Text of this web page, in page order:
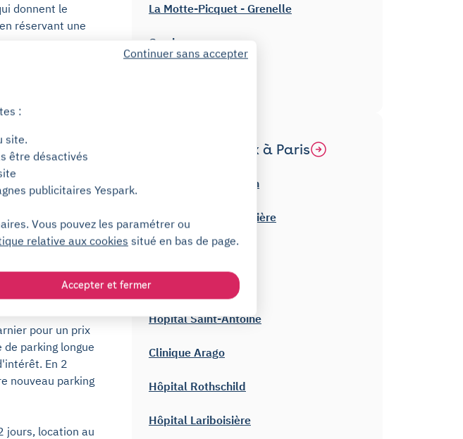
donnent le
réservant une
autour de ce
dans
à Maison
penser à votre
place et de
un rendez-vous.
pour un prix
parking longue
En 2
nouveau parking
jours, location au
La Motte-Picquet - Grenelle
Cambronne
Autres hôpitaux à Paris
Hôpital Saint-Joseph
Hôpital Pitié-Salpêtrière
Hôpital Saint-Louis
Hôpital Tenon
Hôpital Saint-Antoine
Clinique Arago
Hôpital Rothschild
Hôpital Lariboisière
Continuer sans accepter
:
site.
être désactivés
publicitaires Yespark.
Vous pouvez les paramétrer ou
relative aux cookies situé en bas de page.
Accepter et fermer